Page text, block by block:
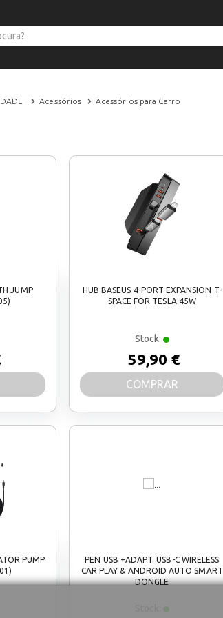
Acessórios Acessórios para Carro
JUMP
HUB BASEUS 4-PORT EXPANSION T-
SPACE FOR TESLA 45W
Stock:
59,90 €
COMPRAR
PUMP
PEN USB +ADAPT. USB-C WIRELESS
CAR PLAY & ANDROID AUTO SMART
DONGLE
Stock: